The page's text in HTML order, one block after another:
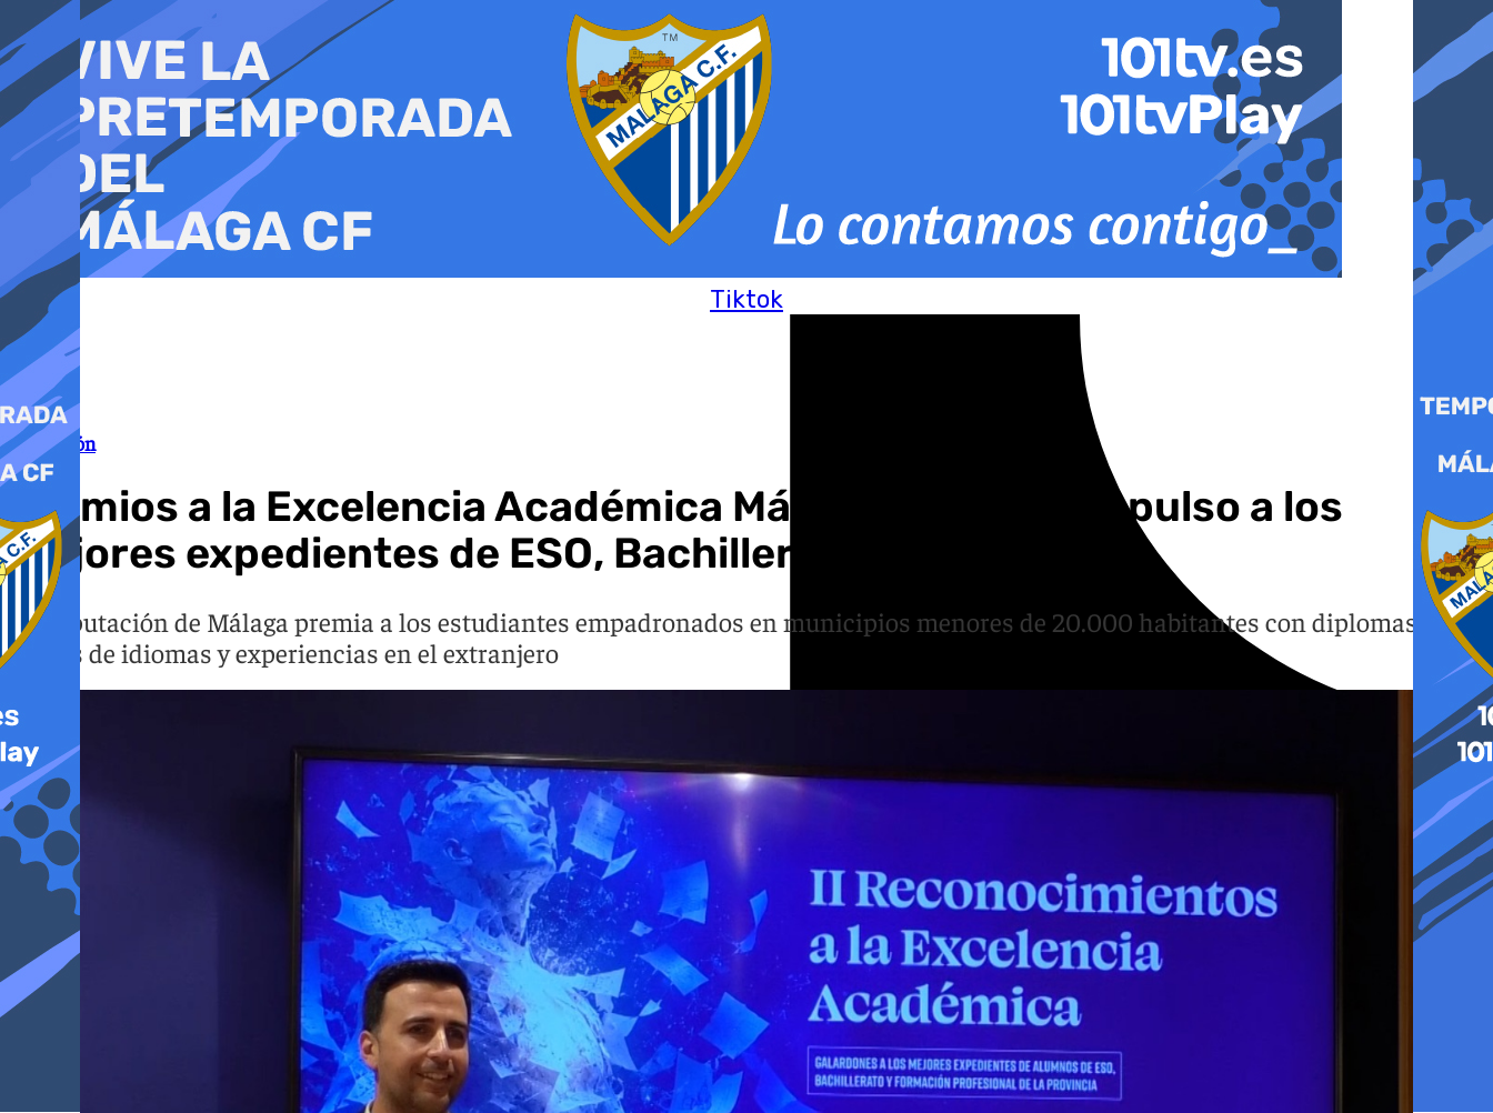
al
contenido
Tiktok
Educación
Premios a la Excelencia Académica Málaga 2026: un impulso a los
mejores expedientes de ESO, Bachillerato y FP
La Diputación de Málaga premia a los estudiantes empadronados en municipios menores de 20.000 habitantes con diplomas,
cursos de idiomas y experiencias en el extranjero